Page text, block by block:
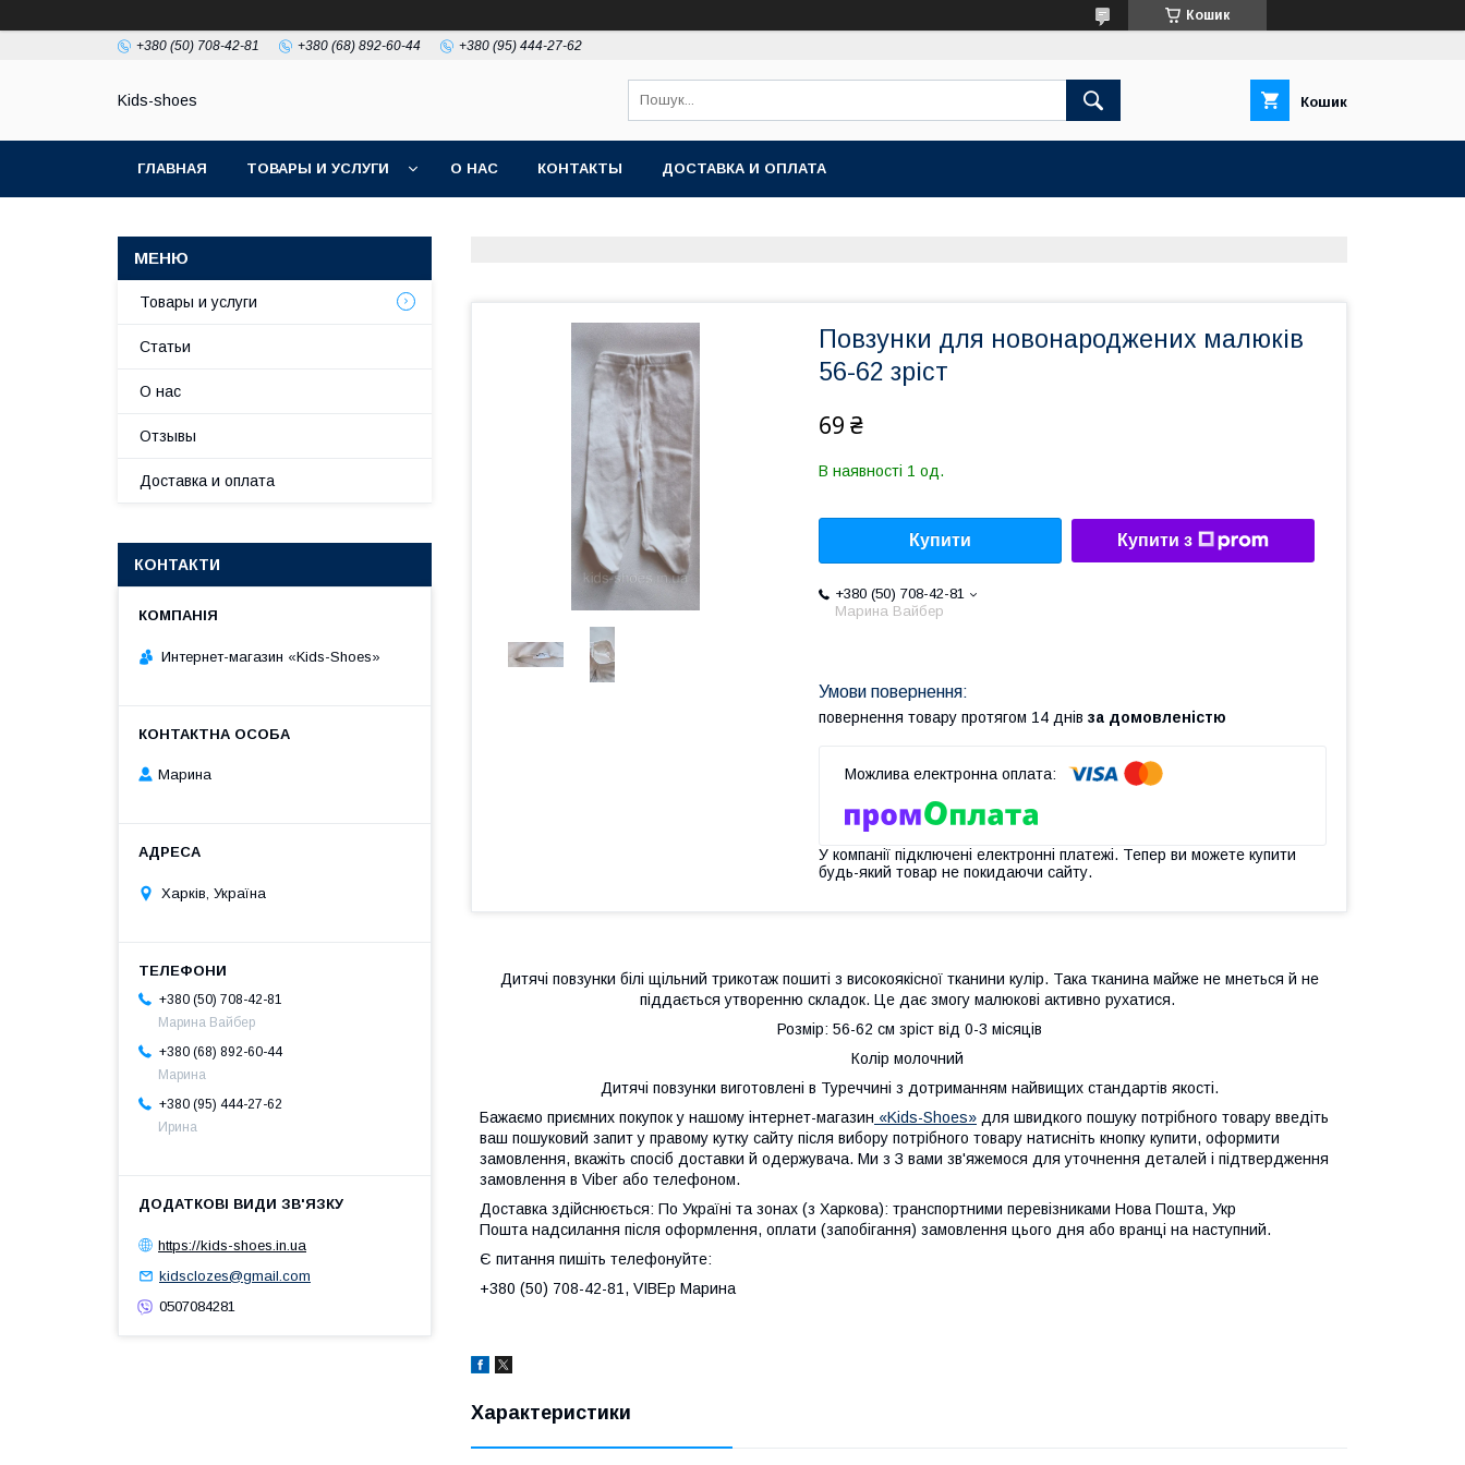
Кошик
+380 (50) 708-42-81 +380 (68) 892-60-44 +380 (95) 444-27-62
Kids-shoes Кошик
ГЛАВНАЯ ТОВАРЫ И УСЛУГИ О НАС КОНТАКТЫ ДОСТАВКА И ОПЛАТА
Повзунки для новонароджених малюків
56-62 зріст
69 ₴
В наявності 1 од.
Купити Купити з
+380 (50) 708-42-81
Марина Вайбер
повернення товару протягом 14 днів за домовленістю
У компанії підключені електронні платежі. Тепер ви можете купити
будь-який товар не покидаючи сайту.
Дитячі повзунки білі щільний трикотаж пошиті з високоякісної тканини кулір. Така тканина майже не мнеться й не
піддається утворенню складок. Це дає змогу малюкові активно рухатися.
Розмір: 56-62 см зріст від 0-3 місяців
Колір молочний
Дитячі повзунки виготовлені в Туреччині з дотриманням найвищих стандартів якості.
Бажаємо приємних покупок у нашому інтернет-магазин «Kids-Shoes» для швидкого пошуку потрібного товару введіть
ваш пошуковий запит у правому кутку сайту після вибору потрібного товару натисніть кнопку купити, оформити
замовлення, вкажіть спосіб доставки й одержувача. Ми з З вами зв'яжемося для уточнення деталей і підтвердження
замовлення в Viber або телефоном.
Доставка здійснюється: По Україні та зонах (з Харкова): транспортними перевізниками Нова Пошта, Укр
Пошта надсилання після оформлення, оплати (запобігання) замовлення цього дня або вранці на наступний.
Є питання пишіть телефонуйте:
+380 (50) 708-42-81, VIBEр Марина
Характеристики
Товары и услуги
Статьи
О нас
Отзывы
Доставка и оплата
КОНТАКТИ
Интернет-магазин «Kids-Shoes»
Марина
Харків, Україна
+380 (50) 708-42-81
Марина Вайбер
+380 (68) 892-60-44
Марина
+380 (95) 444-27-62
Ирина
https://kids-shoes.in.ua
kidsclozes@gmail.com
0507084281